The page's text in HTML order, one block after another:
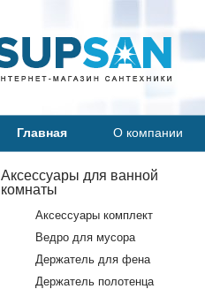
Главная О компании
Аксессуары для ванной
комнаты
Аксессуары комплект
Ведро для мусора
Держатель для фена
Держатель полотенца